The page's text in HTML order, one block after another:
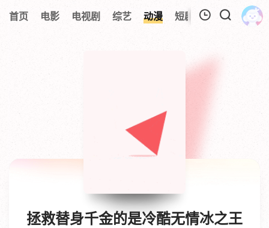
首页 电影 电视剧 综艺 动漫 短剧 今日更新
0
拯救替身千金的是冷酷无情冰之王